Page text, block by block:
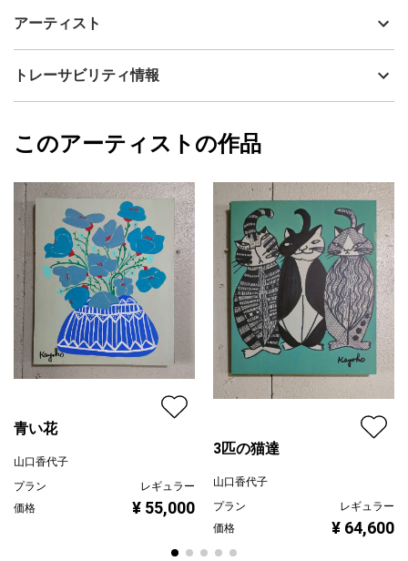
制作年
アクリル
カラー
ホワイト
ジャンル
人物画
配送目安
二週間以内
表面は味わいのある質感で、部分的に艶感があり、光の加減によ
了承くださいませ。
アーティスト
山口香代子
フォローする
トレーサビリティ情報
山口香代子
このアーティストの作品
青い花
山口香代子
プラン
レギュラー
価格
¥ 55,000
3匹の猫達
山口香代子
プラン
レギュラー
価格
¥ 64,600